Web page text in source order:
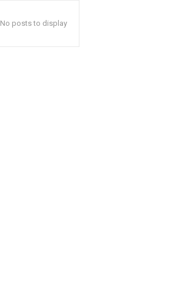
No posts to display